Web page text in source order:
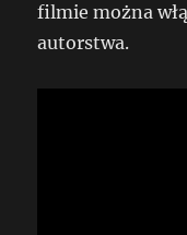
filmie można
autorstwa.